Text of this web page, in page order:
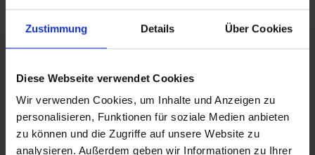
Zustimmung Details Über Cookies
Diese Webseite verwendet Cookies
Wir verwenden Cookies, um Inhalte und Anzeigen zu
personalisieren, Funktionen für soziale Medien anbieten
zu können und die Zugriffe auf unsere Website zu
analysieren. Außerdem geben wir Informationen zu Ihrer
Besonders hervorzuheben ist die einmalige Lage: In einer
ruhigen, versteckten Sackgasse gelegen, genießen Sie hier
und gleichzeitig zentraler Stadtlage. Das Wohnumfeld -
auch bekannt als "Österreicher Viertel" - zählt zu den
gefragtesten Lagen der Umgebung und ist für seine hohe
Lebensqualität bekannt.